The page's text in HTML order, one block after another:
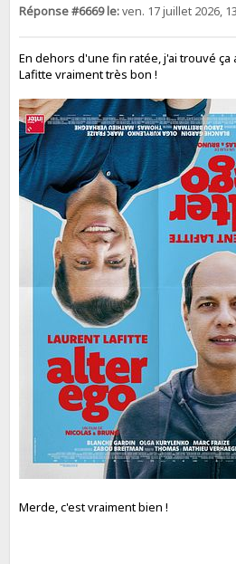
Réponse #6669 le:ven. 17 juillet 2026,
En dehors d'une fin ratée, j'ai trouvé ça
Lafitte vraiment très bon !
Merde, c'est vraiment bien !